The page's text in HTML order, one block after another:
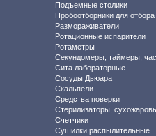
Подъемные столики
Пробоотборники для
Размораживатели
Ротационные испарители
Ротаметры
Секундомеры, таймеры,
Сита лабораторные
Сосуды Дьюара
Скальпели
Средства поверки
Стерилизаторы,
Счетчики
Сушилки распылительные